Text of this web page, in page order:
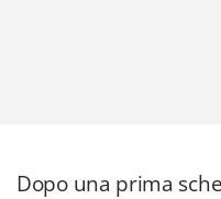
Dopo una prima